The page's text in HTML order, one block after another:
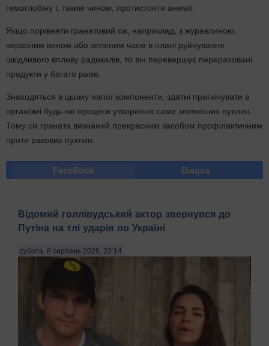
гемоглобіну і, таким чином, протистояти анемії.
Якщо порівняти гранатовий сік, наприклад, з журавлиною,
червоним вином або зеленим чаєм в плані руйнування
шкідливого впливу радикалів, то він перевершує перераховані
продукти у багато разів.
Знаходяться в цьому напої компоненти, здатні пригнічувати в
організмі будь-які процеси утворення саме злоякісних пухлин.
Тому сік граната визнаний прекрасним засобом профілактичним
проти ракових пухлин.
FaceBook Disqus
Відомий голлівудський актор звернувся до
Путіна на тлі ударів по Україні
субота, 8 серпень 2026, 23:14